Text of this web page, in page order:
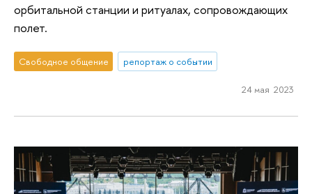
орбитальной станции и ритуалах, сопровождающих
полет.
Свободное общение репортаж о событии
24 мая 2023